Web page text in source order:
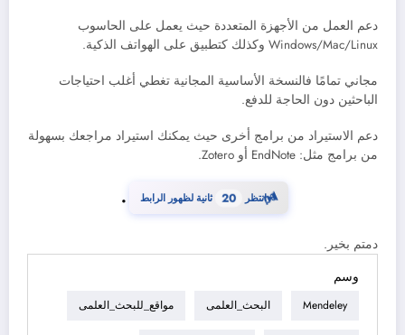
دعم العمل من الأجهزة المتعددة حيث يعمل على الحاسوب
Windows/Mac/Linux وكذلك كتطبيق على الهواتف الذكية.
مجاني تمامًا فالنسخة الأساسية المجانية تغطي أغلب احتياجات
الباحثين دون الحاجة للدفع.
دعم الاستيراد من برامج أخرى حيث يمكنك استيراد مراجعك بسهولة
من برامج مثل: EndNote أو Zotero.
⏳انتظر 19 ثانية لظهور الرابط .
دمتم بخير.
وسم
Mendeley البحث_العلمى مواقع_للبحث_العلمى